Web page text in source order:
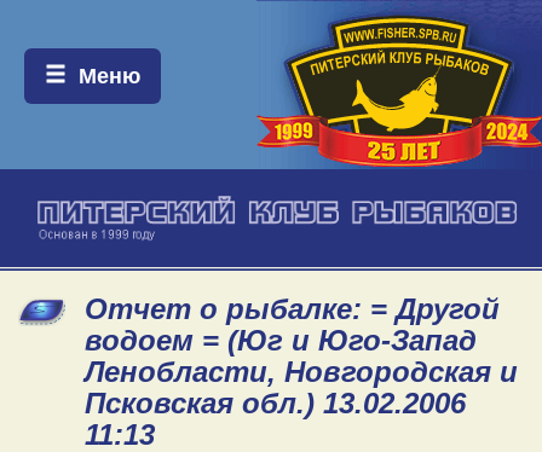
Меню:
Меню
Отчет о рыбалке: = Другой
водоем = (Юг и Юго-Запад
Ленобласти, Новгородская и
Псковская обл.) 13.02.2006
11:13